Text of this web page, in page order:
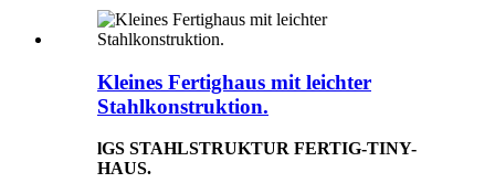
Kleines Fertighaus mit leichter
Stahlkonstruktion.
lGS STAHLSTRUKTUR FERTIG-TINY-
HAUS.